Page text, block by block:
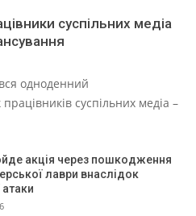
суспільних медіа
одноденний
суспільних медіа –
акція через пошкодження
лаври внаслідок
атаки